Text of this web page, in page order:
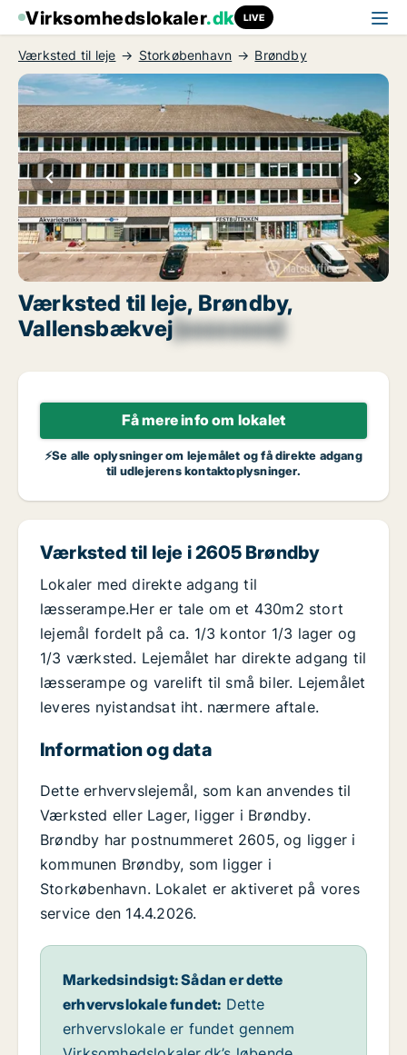
Virksomhedslokaler.dk LIVE
Værksted til leje Storkøbenhavn Brøndby
Værksted til leje, Brøndby,
Vallensbækvej[xxxxxxxx]
Få mere info om lokalet
⚡Se alle oplysninger om lejemålet og få direkte adgang
til udlejerens kontaktoplysninger.
Værksted til leje i 2605 Brøndby
Lokaler med direkte adgang til
læsserampe.Her er tale om et 430m2 stort
lejemål fordelt på ca. 1/3 kontor 1/3 lager og
1/3 værksted. Lejemålet har direkte adgang til
læsserampe og varelift til små biler. Lejemålet
leveres nyistandsat iht. nærmere aftale.
Information og data
Dette erhvervslejemål, som kan anvendes til
Værksted eller Lager, ligger i Brøndby.
Brøndby har postnummeret 2605, og ligger i
kommunen Brøndby, som ligger i
Storkøbenhavn. Lokalet er aktiveret på vores
service den 14.4.2026.
Markedsindsigt: Sådan er dette
erhvervslokale fundet: Dette
erhvervslokale er fundet gennem